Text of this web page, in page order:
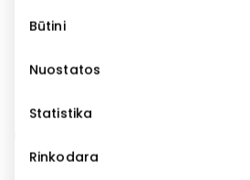
pasirinkimas
Būtini
Nuostatos
Statistika
Rinkodara